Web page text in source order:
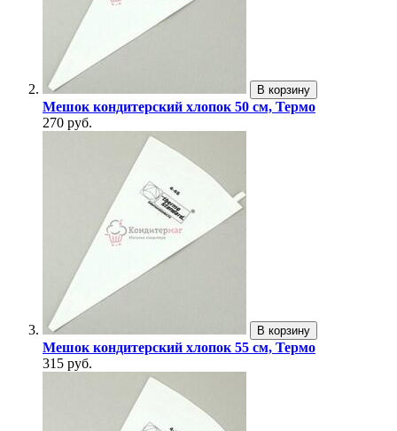
В корзину
Мешок кондитерский хлопок 50 см, Термо
270 руб.
В корзину
Мешок кондитерский хлопок 55 см, Термо
315 руб.